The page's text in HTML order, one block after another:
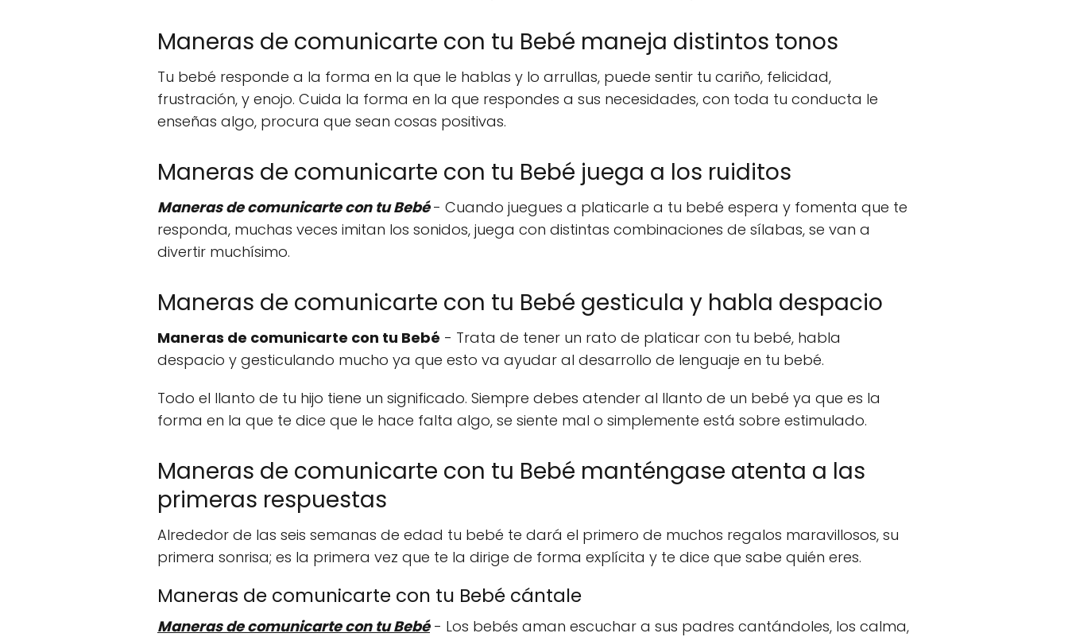
Maneras de comunicarte con tu Bebé maneja distintos tonos
Tu bebé responde a la forma en la que le hablas y lo arrullas, puede sentir tu cariño, felicidad,
frustración, y enojo. Cuida la forma en la que respondes a sus necesidades, con toda tu conducta le
enseñas algo, procura que sean cosas positivas.
Maneras de comunicarte con tu Bebé juega a los ruiditos
Maneras de comunicarte con tu Bebé - Cuando juegues a platicarle a tu bebé espera y fomenta que te
responda, muchas veces imitan los sonidos, juega con distintas combinaciones de sílabas, se van a
divertir muchísimo.
Maneras de comunicarte con tu Bebé gesticula y habla despacio
Maneras de comunicarte con tu Bebé - Trata de tener un rato de platicar con tu bebé, habla
despacio y gesticulando mucho ya que esto va ayudar al desarrollo de lenguaje en tu bebé.
Todo el llanto de tu hijo tiene un significado. Siempre debes atender al llanto de un bebé ya que es la
forma en la que te dice que le hace falta algo, se siente mal o simplemente está sobre estimulado.
Maneras de comunicarte con tu Bebé manténgase atenta a las
primeras respuestas
Alrededor de las seis semanas de edad tu bebé te dará el primero de muchos regalos maravillosos, su
primera sonrisa; es la primera vez que te la dirige de forma explícita y te dice que sabe quién eres.
Maneras de comunicarte con tu Bebé cántale
Maneras de comunicarte con tu Bebé- Los bebés aman escuchar a sus padres cantándoles, los calma,